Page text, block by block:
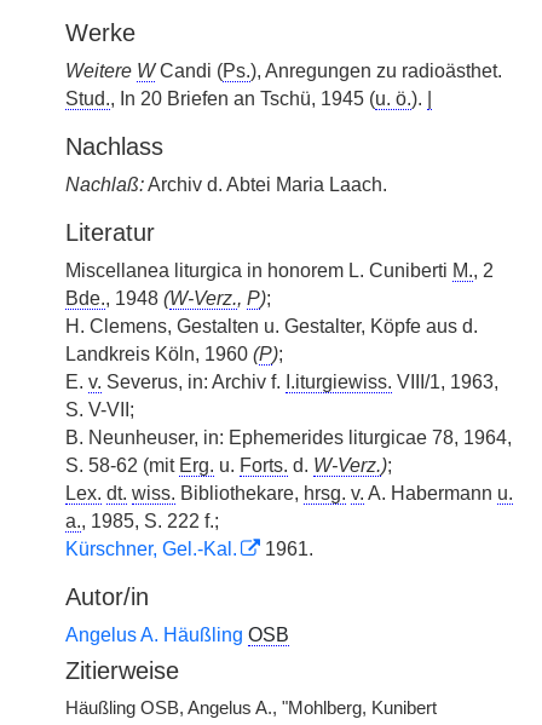
Werke
Weitere WCandi (Ps.), Anregungen zu radioästhet.
Stud., In 20 Briefen an Tschü, 1945 (u. ö.).
Nachlass
Nachlaß:Archiv d. Abtei Maria Laach.
Literatur
Miscellanea liturgica in honorem L. Cuniberti M., 2
Bde., 1948 (W-Verz., P);
H. Clemens, Gestalten u. Gestalter, Köpfe aus d.
Landkreis Köln, 1960 (P);
E. v. Severus, in: Archiv f. I.iturgiewiss. VIII/1, 1963,
S. V-VII;
B. Neunheuser, in: Ephemerides liturgicae 78, 1964,
S. 58-62 (mit Erg. u. Forts. d. W-Verz.);
Lex. dt. wiss. Bibliothekare, hrsg. v. A. Habermann u.
a., 1985, S. 222 f.;
Kürschner, Gel.-Kal.
1961.
Autor/in
Angelus A. Häußling OSB
Zitierweise
Häußling OSB, Angelus A., "Mohlberg, Kunibert